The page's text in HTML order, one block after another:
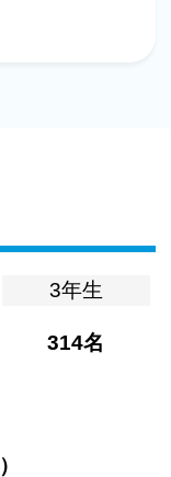
3年生
314名
）